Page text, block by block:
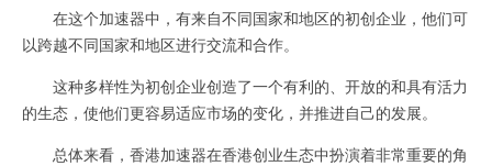
在这个加速器中，有来自不同国家和地区的初创企业，他们可
以跨越不同国家和地区进行交流和合作。
这种多样性为初创企业创造了一个有利的、开放的和具有活力
的生态，使他们更容易适应市场的变化，并推进自己的发展。
总体来看，香港加速器在香港创业生态中扮演着非常重要的角